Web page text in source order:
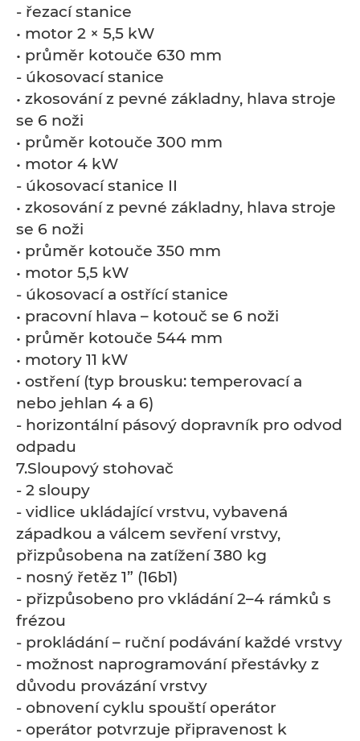
- řezací stanice
• motor 2 × 5,5 kW
• průměr kotouče 630 mm
- úkosovací stanice
• zkosování z pevné základny, hlava stroje
se 6 noži
• průměr kotouče 300 mm
• motor 4 kW
- úkosovací stanice II
• zkosování z pevné základny, hlava stroje
se 6 noži
• průměr kotouče 350 mm
• motor 5,5 kW
- úkosovací a ostřící stanice
• pracovní hlava – kotouč se 6 noži
• průměr kotouče 544 mm
• motory 11 kW
• ostření (typ brousku: temperovací a
nebo jehlan 4 a 6)
- horizontální pásový dopravník pro odvod
odpadu
7.Sloupový stohovač
- 2 sloupy
- vidlice ukládající vrstvu, vybavená
západkou a válcem sevření vrstvy,
přizpůsobena na zatížení 380 kg
- nosný řetěz 1” (16b1)
- přizpůsobeno pro vkládání 2–4 rámků s
frézou
- prokládání – ruční podávání každé vrstvy
- možnost naprogramování přestávky z
důvodu provázání vrstvy
- obnovení cyklu spouští operátor
- operátor potvrzuje připravenost k